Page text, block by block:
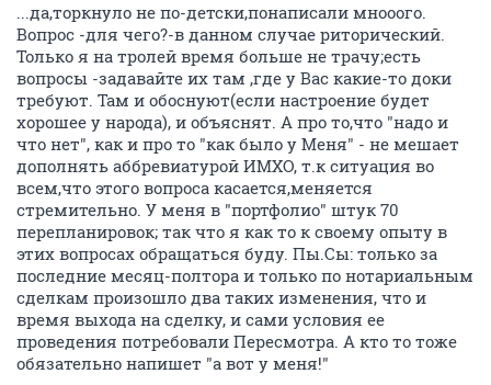
...да,торкнуло не по-детски,понаписали мнооого.
Вопрос -для чего?-в данном случае риторический.
Только я на тролей время больше не трачу;есть
вопросы -задавайте их там ,где у Вас какие-то доки
требуют. Там и обоснуют(если настроение будет
хорошее у народа), и объяснят. А про то,что "надо и
что нет", как и про то "как было у Меня" - не мешает
дополнять аббревиатурой ИМХО, т.к ситуация во
всем,что этого вопроса касается,меняется
стремительно. У меня в "портфолио" штук 70
перепланировок; так что я как то к своему опыту в
этих вопросах обращаться буду. Пы.Сы: только за
последние месяц-полтора и только по нотариальным
сделкам произошло два таких изменения, что и
время выхода на сделку, и сами условия ее
проведения потребовали Пересмотра. А кто то тоже
обязательно напишет "а вот у меня!"